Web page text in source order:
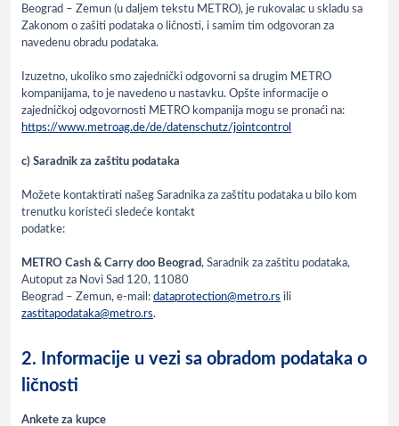
Beograd – Zemun (u daljem tekstu METRO), je rukovalac u skladu sa
Zakonom o zašiti podataka o ličnosti, i samim tim odgovoran za
navedenu obradu podataka.
Izuzetno, ukoliko smo zajednički odgovorni sa drugim METRO
kompanijama, to je navedeno u nastavku. Opšte informacije o
zajedničkoj odgovornosti METRO kompanija mogu se pronaći na:
https://www.metroag.de/de/datenschutz/jointcontro
c) Saradnik za zaštitu podataka
Možete kontaktirati našeg Saradnika za zaštitu podataka u bilo kom
trenutku koristeći sledeće kontakt
podatke:
METRO Cash & Carry doo Beograd, Saradnik za zaštitu podataka,
Autoput za Novi Sad 120, 11080
Beograd – Zemun, e-mail: dataprotection@metro.rs ili
zastitapodataka@metro.rs.
2. Informacije u vezi sa obradom podataka o
ličnosti
Ankete za kupce